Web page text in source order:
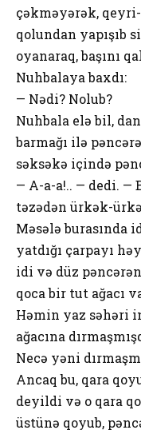
çəkməyərək,
qolundan yapışıb
oyanaraq, başını
Nuhbalaya baxdı:
— Nədi? Nolub?
Nuhbala elə bil,
barmağı ilə
səksəkə içində
— A-a-a!.. — dedi. —
təzədən ürkək-
Məsələ burasında
yatdığı çarpayı
idi və düz
qoca bir tut ağacı
Həmin yaz səhəri
ağacına
Necə yəni
Ancaq bu, qara
deyildi və o qara
üstünə qoyub,